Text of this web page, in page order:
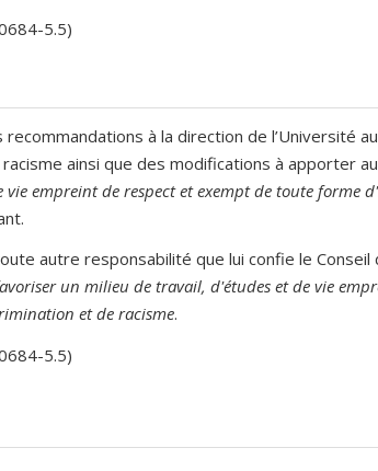
5.5)
à la direction de l’Université
ainsi que des modifications à apporter
vie empreint de respect et exempt de toute forme
autre responsabilité que lui confie le
un milieu de travail, d'études et de vie
et de racisme.
5.5)